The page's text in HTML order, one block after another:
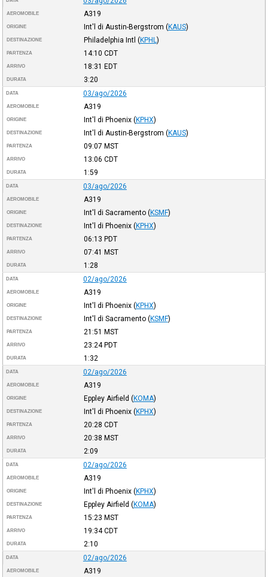
AEROMOBILE A319
ORIGINE Int'l di Austin-Bergstrom (KAUS)
DESTINAZIONE Philadelphia Intl (KPHL )
PARTENZA 14:10 CDT
ARRIVO 18:31 EDT
DURATA 3:20
DATA 03/ago/2026
AEROMOBILE A319
ORIGINE Int'l di Phoenix (KPHX)
DESTINAZIONE Int'l di Austin-Bergstrom (KAUS)
PARTENZA 09:07 MST
ARRIVO 13:06 CDT
DURATA 1:59
DATA 03/ago/2026
AEROMOBILE A319
ORIGINE Int'l di Sacramento (KSMF)
DESTINAZIONE Int'l di Phoenix (KPHX)
PARTENZA 06:13 PDT
ARRIVO 07:41 MST
DURATA 1:28
DATA 02/ago/2026
AEROMOBILE A319
ORIGINE Int'l di Phoenix (KPHX)
DESTINAZIONE Int'l di Sacramento (KSMF)
PARTENZA 21:51 MST
ARRIVO 23:24PDT
DURATA 1:32
DATA 02/ago/2026
AEROMOBILE A319
ORIGINE Eppley Airfield (KOMA)
DESTINAZIONE Int'l di Phoenix (KPHX)
PARTENZA 20:28 CDT
ARRIVO 20:38 MST
DURATA 2:09
DATA 02/ago/2026
AEROMOBILE A319
ORIGINE Int'l di Phoenix (KPHX)
DESTINAZIONE Eppley Airfield (KOMA)
PARTENZA 15:23 MST
ARRIVO 19:34CDT
DURATA 2:10
DATA 02/ago/2026
AEROMOBILE A319